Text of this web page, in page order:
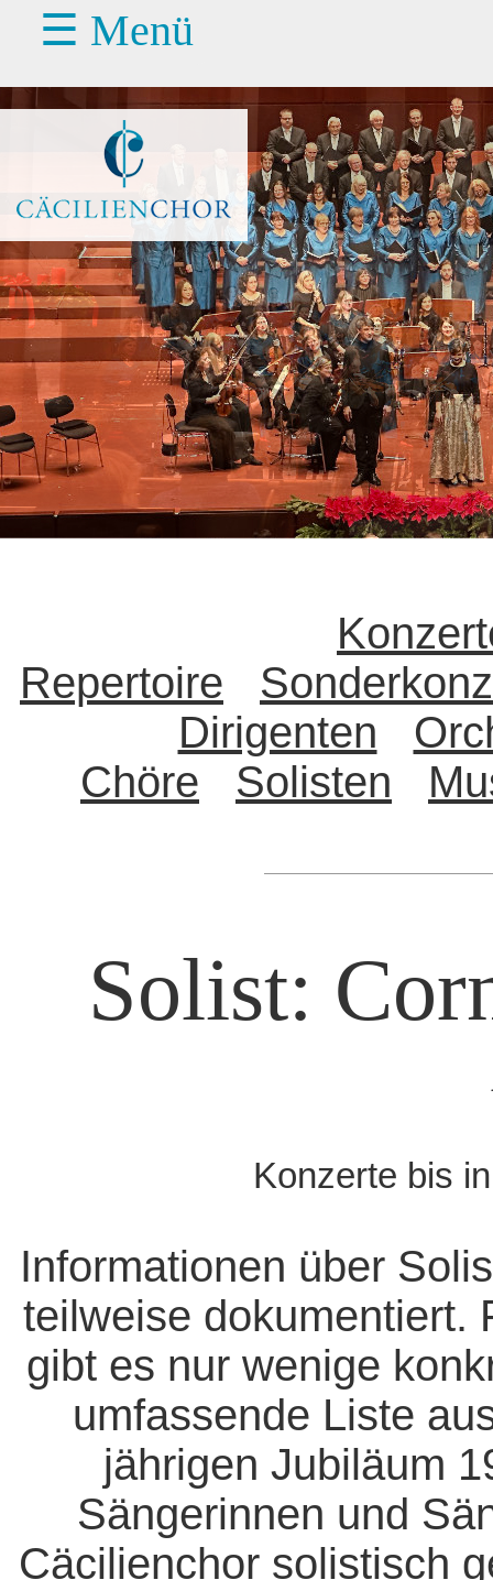
☰ Menü
Repertoire
Dirigenten
Chöre
Solisten
Solist:
Konzerte bis
Informationen über
teilweise dokumentiert.
gibt es nur wenige
umfassende Liste
jährigen Jubiläum
Sängerinnen und
Cäcilienchor solistisch